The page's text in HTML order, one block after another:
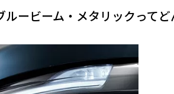
ービーム・メタリックってど